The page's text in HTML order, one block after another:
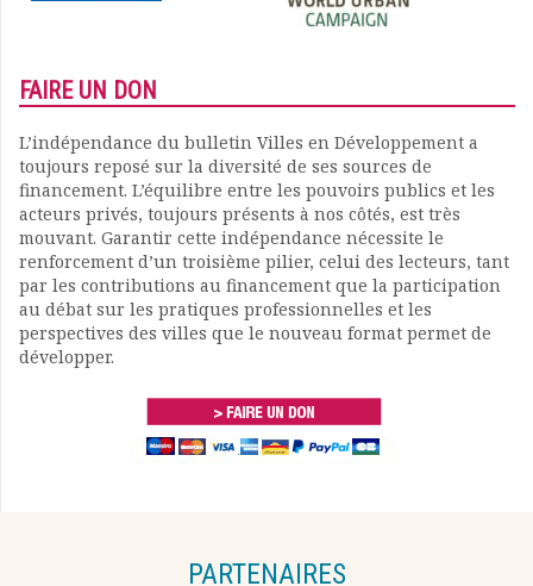
FAIRE UN DON
L’indépendance du bulletin Villes en Développement a
toujours reposé sur la diversité de ses sources de
financement. L’équilibre entre les pouvoirs publics et les
acteurs privés, toujours présents à nos côtés, est très
mouvant. Garantir cette indépendance nécessite le
renforcement d’un troisième pilier, celui des lecteurs, tant
par les contributions au financement que la participation
au débat sur les pratiques professionnelles et les
perspectives des villes que le nouveau format permet de
développer.
PARTENAIRES